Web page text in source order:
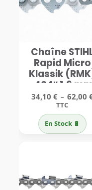
Chaîne
Rapid Micro
Klassik
.404″ 1,6 mm
34,10 € – 62,00
TTC
En Stock 🔋